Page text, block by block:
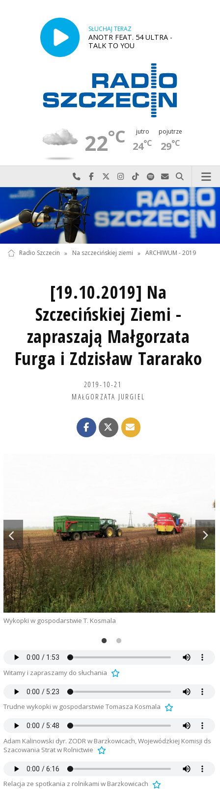
SŁUCHAJ TERAZ
ANOTR FEAT. 54 ULTRA -
TALK TO YOU
22°C jutro
24°C
pojutrze
29°C
Najlepiej po prostu do nas zadzwoń
Odwiedź nas na Facebook-u
Odwiedź nas na X
Odwiedź nas na Instagram-ie
Odwiedź nas na TikTok-u
Szukaj nas na Spotify
Wyślij do nas
Szukaj
Radio Szczecin » Na szczecińskiej ziemi » ARCHIWUM - 2019
[19.10.2019] Na
Szczecińskiej Ziemi -
zapraszają Małgorzata
Furga i Zdzisław Tararako
2019-10-21
MAŁGORZATA JURGIEL
Wykopki w gospodarstwie T. Kosmala
Witamy i zapraszamy do słuchania
Trudne wykopki w gospodarstwie Tomasza Kosmala
Adam Kalinowski dyr. ZODR w Barzkowicach, Wojewódzkiej Komisji ds
Szacowania Strat w Rolnictwie
Relacja ze spotkania z rolnikami w Barzkowicach